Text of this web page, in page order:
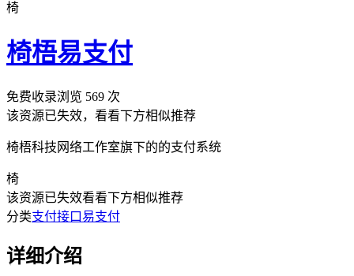
椅
椅梧易支付
免费收录浏览 569 次
该资源已失效，看看下方相似推荐
椅梧科技网络工作室旗下的的支付系统
椅
该资源已失效看看下方相似推荐
分类支付接口易支付
详细介绍